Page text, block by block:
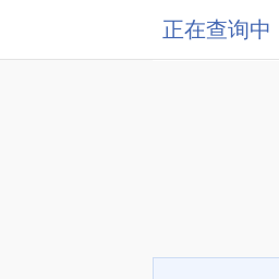
正在查询中